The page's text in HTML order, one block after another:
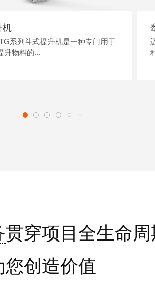
机
系列斗式提升机是一种专门用于
升物料的...
贯穿项目全生命
您创造价值